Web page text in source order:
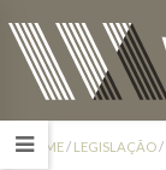
HOME/ LEGISLAÇÃO/